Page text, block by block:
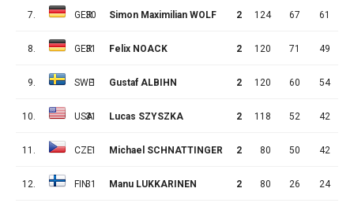
7. GER
30 Simon Maximilian WOLF 2 124 67 61
8. GER
31 Felix NOACK 2 120 71 49
9. SWE1 Gustaf ALBIHN 2 120 60 54
10. USA
31 Lucas SZYSZKA 2 118 52 42
11. CZE1 Michael SCHNATTINGER 2 80 50 42
12. FIN31 Manu LUKKARINEN 2 80 26 24